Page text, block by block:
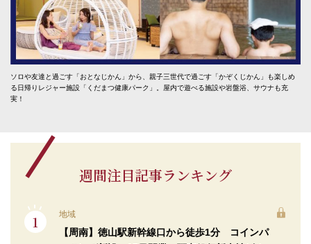
ソロや友達と過ごす「おとなじかん」から、親子三世代で過ごす「かぞくじかん」も楽しめ
る日帰りレジャー施設「くだまつ健康パーク」。屋内で遊べる施設や岩盤浴、サウナも充
実！
週間注目記事ランキング
地域
【周南】徳山駅新幹線口から徒歩1分 コインパ